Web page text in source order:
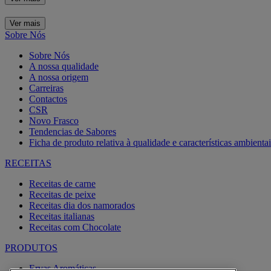
Ver mais
Sobre Nós
Sobre Nós
A nossa qualidade
A nossa origem
Carreiras
Contactos
CSR
Novo Frasco
Tendencias de Sabores
Ficha de produto relativa à qualidade e características
RECEITAS
Receitas de carne
Receitas de peixe
Receitas dia dos namorados
Receitas italianas
Receitas com Chocolate
PRODUTOS
Ervas Aromáticas